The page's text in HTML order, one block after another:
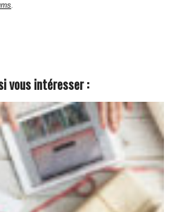
vous intéresser :